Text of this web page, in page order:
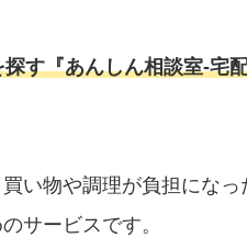
す『あんしん相談室‐宅
い物や調理が負担になっ
サービスです。